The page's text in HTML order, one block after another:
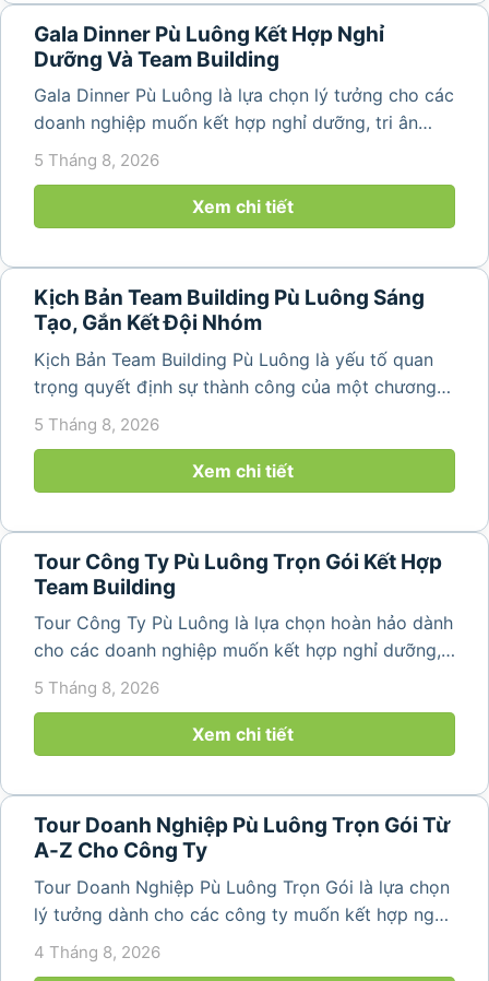
Gala Dinner Pù Luông Kết Hợp Nghỉ
Dưỡng Và Team Building
Gala Dinner Pù Luông là lựa chọn lý tưởng cho các
doanh nghiệp muốn kết hợp nghỉ dưỡng, tri ân
nhân viên và xây dựng tinh thần đồng đội trong
núi rừng hùng vĩ, không khí...
5 Tháng 8, 2026
Xem chi tiết
Kịch Bản Team Building Pù Luông Sáng
Tạo, Gắn Kết Đội Nhóm
Kịch Bản Team Building Pù Luông là yếu tố quan
trọng quyết định sự thành công của một chương
trình du lịch doanh nghiệp. Một kịch bản được xây
dựng bài bản không chỉ mang đến những phút
giây vui vẻ, sôi động mà còn...
5 Tháng 8, 2026
Xem chi tiết
Tour Công Ty Pù Luông Trọn Gói Kết Hợp
Team Building
Tour Công Ty Pù Luông là lựa chọn hoàn hảo dành
cho các doanh nghiệp muốn kết hợp nghỉ dưỡng,
team building và gắn kết tập thể trong không gian
Hóa vài giờ di chuyển,...
5 Tháng 8, 2026
Xem chi tiết
Tour Doanh Nghiệp Pù Luông Trọn Gói Từ
A-Z Cho Công Ty
Tour Doanh Nghiệp Pù Luông Trọn Gói là lựa chọn
lý tưởng dành cho các công ty muốn kết hợp nghỉ
dưỡng, gắn kết đội ngũ và tái tạo năng lượng sau
những ngày làm việc căng thẳng. Với cảnh quan
4 Tháng 8, 2026